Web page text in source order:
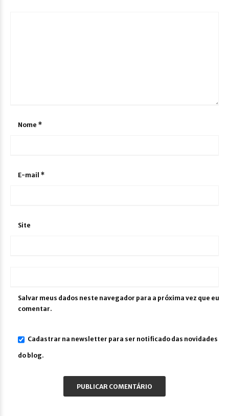
Nome *
E-mail *
Site
Salvar meus dados neste navegador para a próxima vez que eu
comentar.
Cadastrar na newsletter para ser notificado das novidades
do blog.